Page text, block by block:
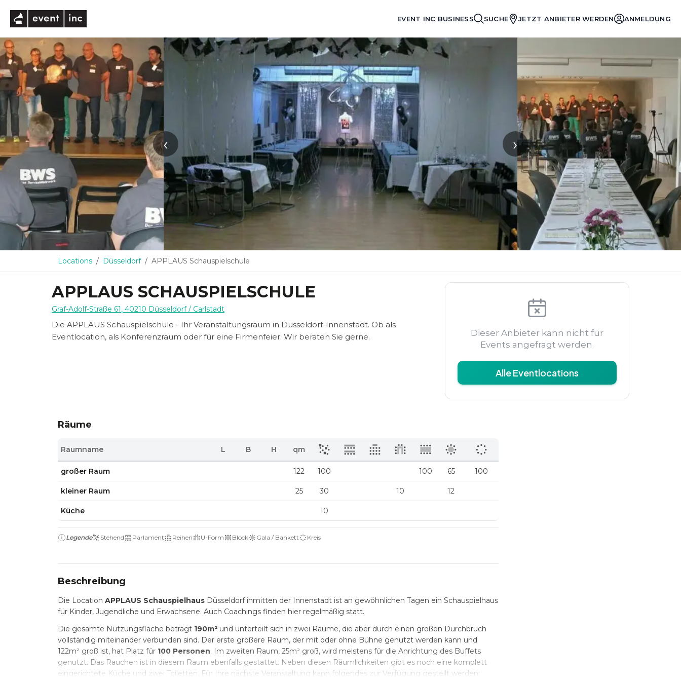
EVENT INC BUSINESS SUCHE JETZT ANBIETER WERDEN ANMELDUNG
‹ ›
Locations Düsseldorf APPLAUS Schauspielschule
APPLAUS SCHAUSPIELSCHULE
Graf-Adolf-Straße 61, 40210 Düsseldorf/ Carlstadt
Die APPLAUS Schauspielschule - Ihr Veranstaltungsraum in Düsseldorf-Innenstadt. Ob als
Eventlocation, als Konferenzraum oder für eine Firmenfeier. Wir beraten Sie gerne.
Dieser Anbieter kann nicht für
Events angefragt werden.
Alle Eventlocations
Räume
Raumname L B H qm
großer Raum 122 100 100 65 100
kleiner Raum 25 30 10 12
Küche 10
Legende Stehend Parlament Reihen U-Form Block Gala / Bankett Kreis
Beschreibung
Die Location APPLAUS Schauspielhaus Düsseldorf inmitten der Innenstadt ist an gewöhnlichen Tagen ein Schauspielhaus
für Kinder, Jugendliche und Erwachsene. Auch Coachings finden hier regelmäßig statt.
Die gesamte Nutzungsfläche beträgt 190m² und unterteilt sich in zwei Räume, die aber durch einen großen Durchbruch
vollständig miteinander verbunden sind. Der erste größere Raum, der mit oder ohne Bühne genutzt werden kann und
122m² groß ist, hat Platz für 100 Personen. Im zweiten Raum, 25m² groß, wird meistens für die Anrichtung des Buffets
genutzt. Das Rauchen ist in diesem Raum ebenfalls gestattet. Neben diesen Räumlichkeiten gibt es noch eine komplett
eingerichtete Küche und zwei Toiletten. Für Ihre nächste Veranstaltung kann folgendes zur Verfügung gestellt werden: